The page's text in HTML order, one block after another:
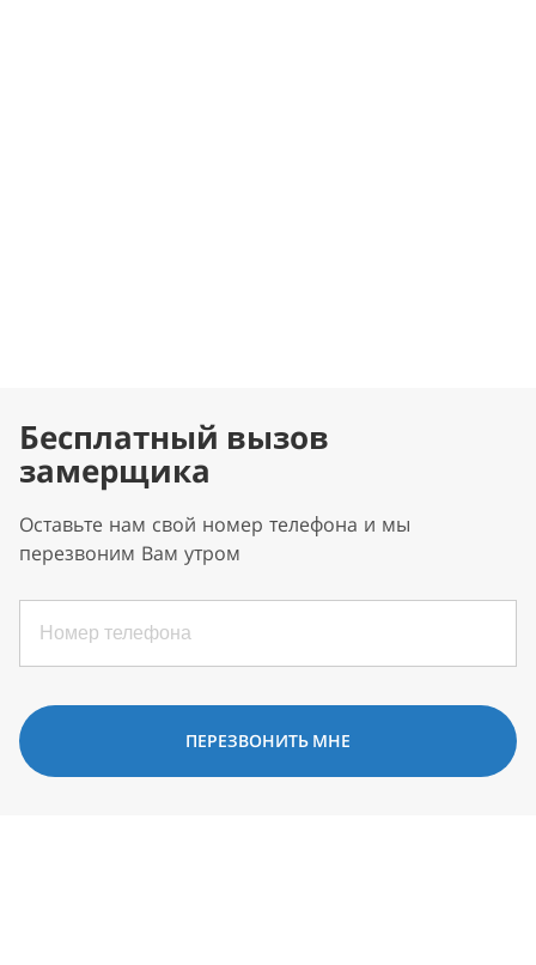
Бесплатный вызов
замерщика
Оставьте нам свой номер телефона и мы
перезвоним Вам утром
ПЕРЕЗВОНИТЬ МНЕ